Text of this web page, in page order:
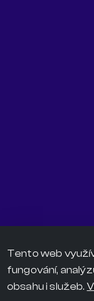
Tento web
fungování,
obsahu i služeb.